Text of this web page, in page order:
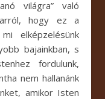
világra” való
arról, hogy ez a
elképzelésünk
bajainkban, s
fordulunk,
nem hallanánk
amikor Isten